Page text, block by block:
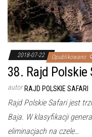
2018-07-22 Opublikowano
38. Rajd
autor RAJD POLSKIE SAFARI
Rajd Polskie Safari jest
Baja. W klasyfikacji
eliminacjach na czele…